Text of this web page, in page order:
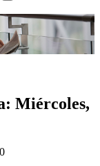
Miércoles,